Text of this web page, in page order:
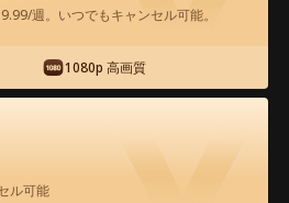
リ内で無料視聴可能
週。いつでもキャンセル可能。
1080p 高画質
ル可能